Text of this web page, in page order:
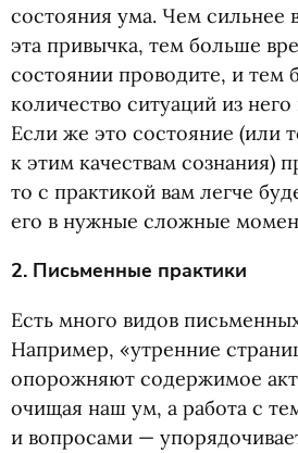
состояния ума. Чем сильнее
эта привычка, тем больше
состоянии проводите, и тем
количество ситуаций из
Если же это состояние (или
к этим качествам сознания)
то с практикой вам легче
его в нужные сложные
2. Письменные практики
Есть много видов
Например, «утренние
опорожняют содержимое
очищая наш ум, а работа с
и вопросами —